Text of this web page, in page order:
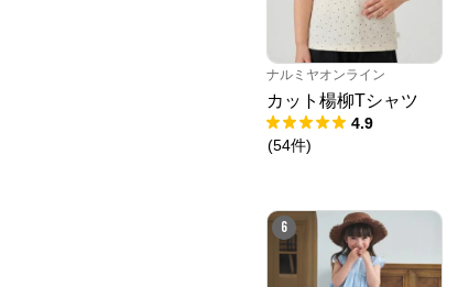
ナルミヤオンライン
カット楊柳Tシャツ
4.9
(54件)
6